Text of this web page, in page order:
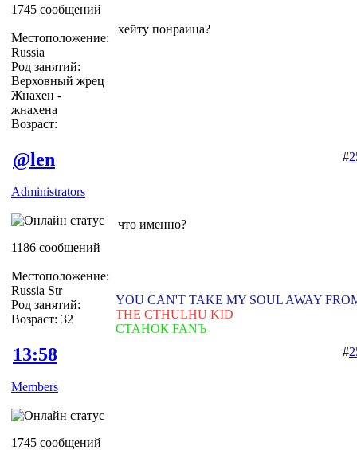
1745 сообщений
Местоположение:
Russia
Род занятий:
Верховный жрец
Жнахен -
жнахена
Возраст:
хейту понраица?
@len
Administrators
1186 сообщений
Местоположение:
Russia Str
Род занятий:
Возраст: 32
#
что именно?
YOU CAN'T TAKE MY SOUL AWAY
THE CTHULHU KID
СТАНОК FANЪ
13:58
Members
1745 сообщений
#